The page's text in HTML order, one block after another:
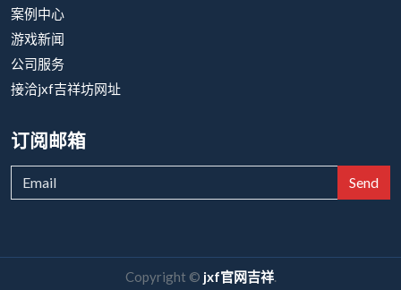
案例中心
游戏新闻
公司服务
接洽jxf吉祥坊网址
订阅邮箱
Send
Copyright © jxf官网吉祥.